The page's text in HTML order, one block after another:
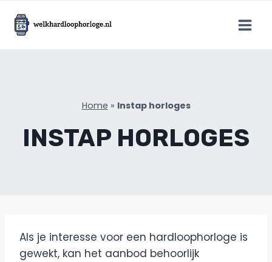
naar
inhoud
Home » Instap horloges
INSTAP HORLOGES
Als je interesse voor een hardloophorloge is
gewekt, kan het aanbod behoorlijk